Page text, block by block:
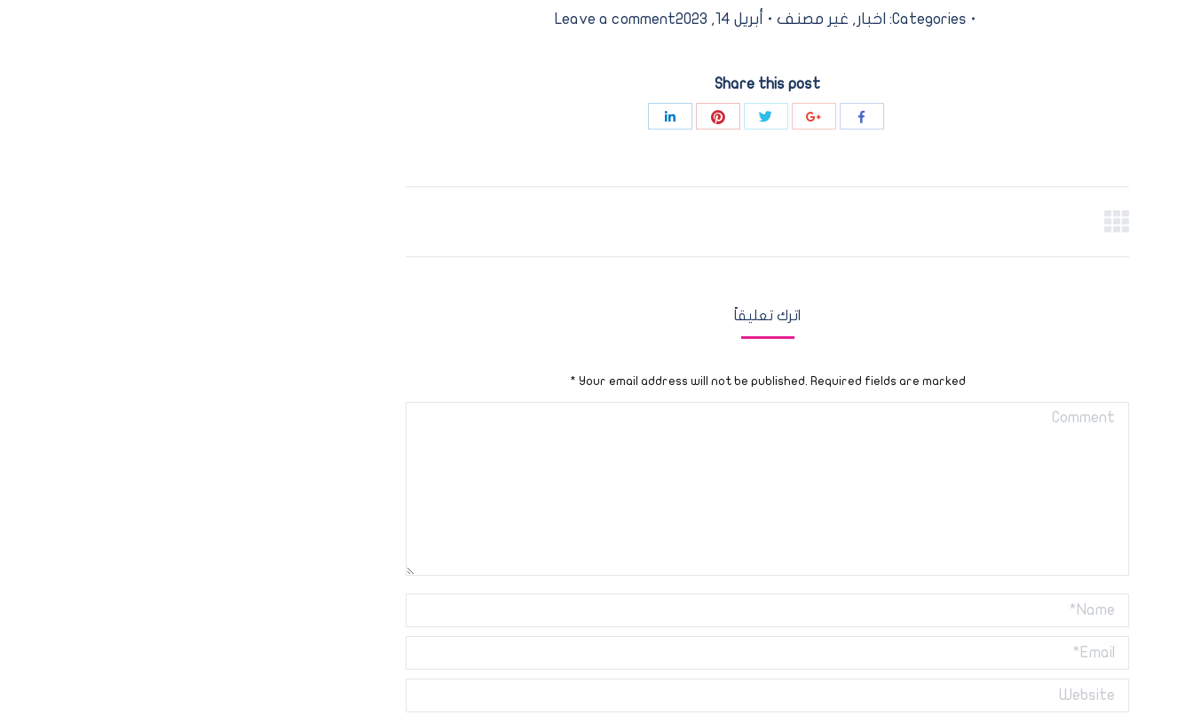
Categories: اخبار , غير مصنف أبريل 14, 2023 Leave a comment
Share this post
Share
Share
Share
Share
Share
navigation
اترك تعليقاً
Your email address will not be published. Required fields are marked
*
Comment
Name *
Email *
Website